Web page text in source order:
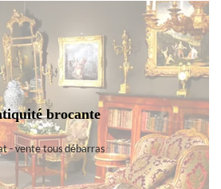
brocante
- vente tous débarras